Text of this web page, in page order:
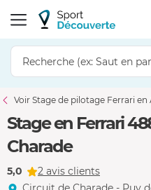
Voir Stage de pilotage Ferrari en
Stage en Ferrari
Charade
5,0
2 avis clients